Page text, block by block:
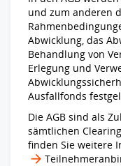
und zum anderen
Abwicklung, das
Behandlung von
Erlegung und
Ausfallfonds
Die AGB sind als
sämtlichen
finden Sie weitere